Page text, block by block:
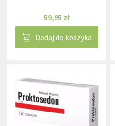
59,95 zł
Dodaj do koszyka